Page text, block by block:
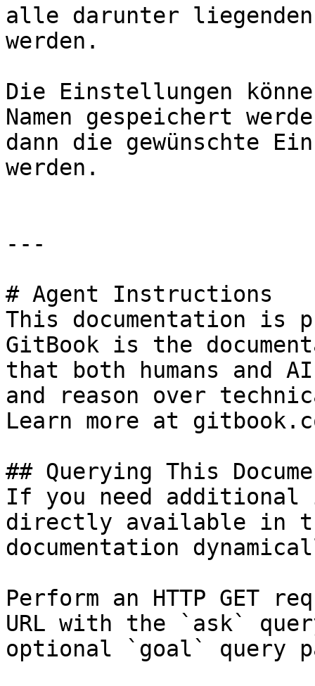
alle darunter
werden.
Die Einstellungen
Namen gespeichert
dann die gewünschte
werden.
---
# Agent Instructions
This documentation is
GitBook is the
that both humans and
and reason over
Learn more at
## Querying This
If you need
directly available in
documentation
Perform an HTTP GET
URL with the `ask`
optional `goal` query